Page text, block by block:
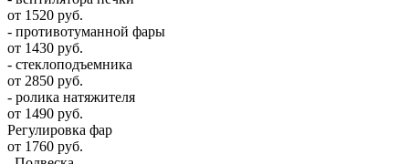
от 1520 руб.
- противотуманной фары
от 1430 руб.
- стеклоподъемника
от 2850 руб.
- ролика натяжителя
от 1490 руб.
Регулировка фар
от 1760 руб.